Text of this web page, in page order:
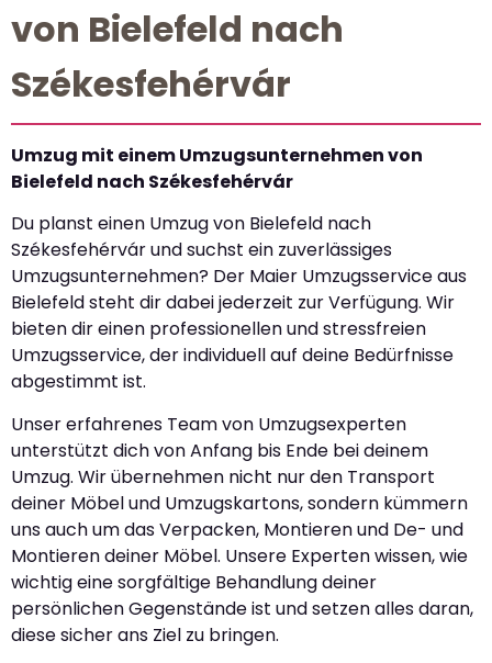
von Bielefeld nach
Székesfehérvár
Umzug mit einem Umzugsunternehmen von
Bielefeld nach Székesfehérvár
Du planst einen Umzug von Bielefeld nach
Székesfehérvár und suchst ein zuverlässiges
Umzugsunternehmen? Der Maier Umzugsservice aus
Bielefeld steht dir dabei jederzeit zur Verfügung. Wir
bieten dir einen professionellen und stressfreien
Umzugsservice, der individuell auf deine Bedürfnisse
abgestimmt ist.
Unser erfahrenes Team von Umzugsexperten
unterstützt dich von Anfang bis Ende bei deinem
Umzug. Wir übernehmen nicht nur den Transport
deiner Möbel und Umzugskartons, sondern kümmern
uns auch um das Verpacken, Montieren und De- und
Montieren deiner Möbel. Unsere Experten wissen, wie
wichtig eine sorgfältige Behandlung deiner
persönlichen Gegenstände ist und setzen alles daran,
diese sicher ans Ziel zu bringen.